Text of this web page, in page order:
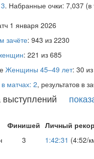
. Набранные очки: 7,037 (в
1 января 2026
зачёте: 943 из 2230
: 221 из 685
Женщины 45–49 лет: 30
матчах: 2, результатов в
выступлений
Финишей Личный
3 1:42:31 (4:52/